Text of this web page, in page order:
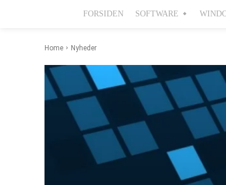
FORSIDEN SOFTWARE
Home Nyheder